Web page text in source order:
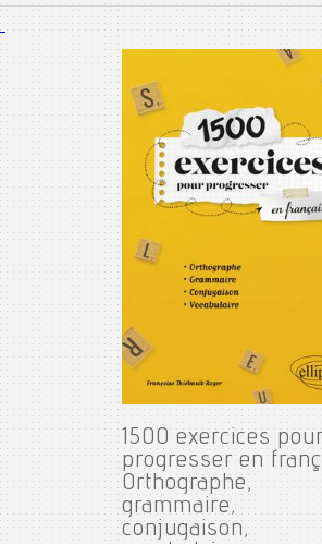
1500 exercices pour
progresser en
Orthographe,
grammaire,
conjugaison,